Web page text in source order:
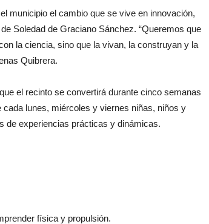
municipio el cambio que se vive en innovación,
Soledad de Graciano Sánchez. “Queremos que
la ciencia, sino que la vivan, la construyan y la
Quibrera.
el recinto se convertirá durante cinco semanas
lunes, miércoles y viernes niñas, niños y
de experiencias prácticas y dinámicas.
física y propulsión.